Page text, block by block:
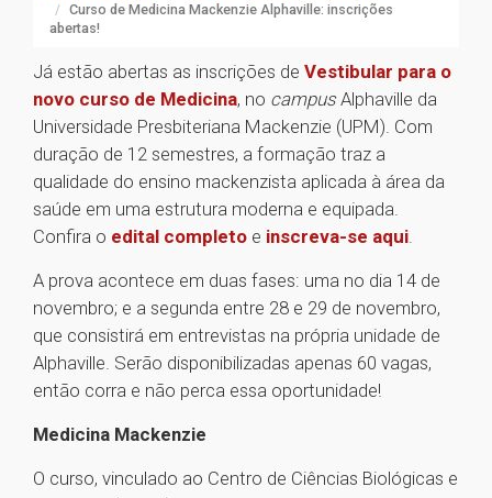
Curso de Medicina Mackenzie Alphaville: inscrições
abertas!
Já estão abertas as inscrições de Vestibular para o
novo curso de Medicina, no campus Alphaville da
Universidade Presbiteriana Mackenzie (UPM). Com
duração de 12 semestres, a formação traz a
qualidade do ensino mackenzista aplicada à área da
saúde em uma estrutura moderna e equipada.
Confira o edital completo e inscreva-se aqui.
A prova acontece em duas fases: uma no dia 14 de
novembro; e a segunda entre 28 e 29 de novembro,
que consistirá em entrevistas na própria unidade de
Alphaville. Serão disponibilizadas apenas 60 vagas,
então corra e não perca essa oportunidade!
Medicina Mackenzie
O curso, vinculado ao Centro de Ciências Biológicas e